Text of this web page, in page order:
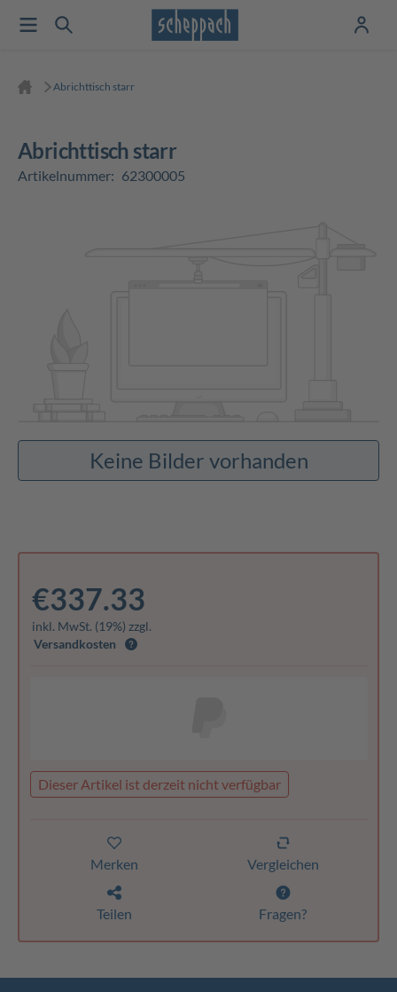
Abrichttisch starr
Abrichttisch starr
Artikelnummer: 62300005
Keine Bilder vorhanden
€337.33
inkl. MwSt. (19%) zzgl.
Versandkosten
Dieser Artikel ist derzeit nicht verfügbar
Merken Vergleichen
Teilen Fragen?